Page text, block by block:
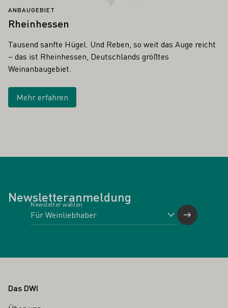
ANBAUGEBIET
Rheinhessen
Tausend sanfte Hügel. Und Reben, so weit das Auge reicht
– das ist Rheinhessen, Deutschlands größtes
Weinanbaugebiet.
Mehr erfahren
Newsletteranmeldung
Newsletter wählen
Fußbereich
Das DWI